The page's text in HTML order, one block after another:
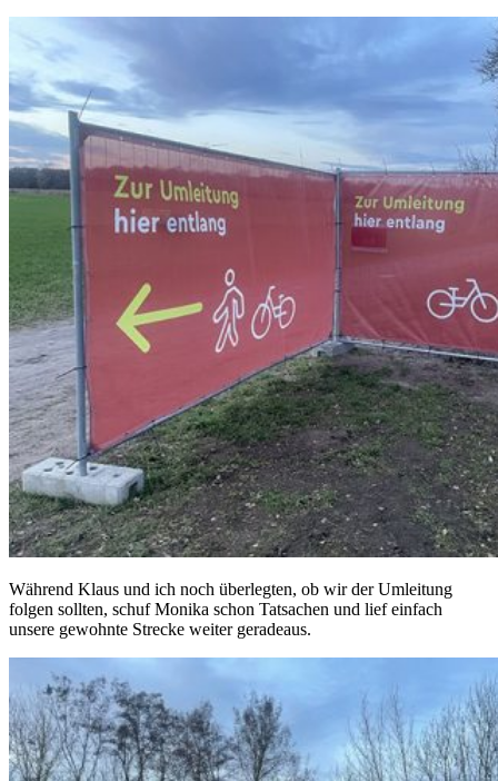
Während Klaus und ich noch überlegten, ob wir der Umleitung
folgen sollten, schuf Monika schon Tatsachen und lief einfach
unsere gewohnte Strecke weiter geradeaus.